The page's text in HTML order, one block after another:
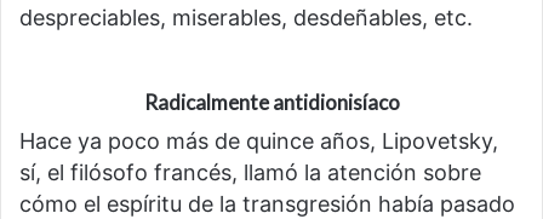
despreciables, miserables, desdeñables, etc.
Radicalmente antidionisíaco
Hace ya poco más de quince años, Lipovetsky,
sí, el filósofo francés, llamó la atención sobre
cómo el espíritu de la transgresión había pasado